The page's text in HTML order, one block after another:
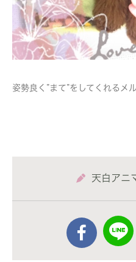
姿勢良く”まて”をしてくれるメ
天白アニ